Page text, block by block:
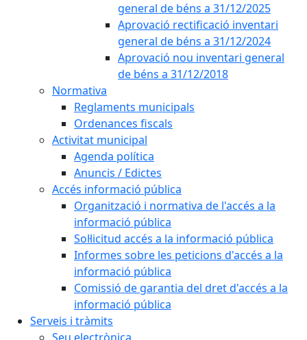
general de béns a 31/12/2025
Aprovació rectificació inventari
general de béns a 31/12/2024
Aprovació nou inventari general
de béns a 31/12/2018
Normativa
Reglaments municipals
Ordenances fiscals
Activitat municipal
Agenda política
Anuncis / Edictes
Accés informació pública
Organització i normativa de l'accés a la
informació pública
Sol·licitud accés a la informació pública
Informes sobre les peticions d'accés a la
informació pública
Comissió de garantia del dret d'accés a la
informació pública
Serveis i tràmits